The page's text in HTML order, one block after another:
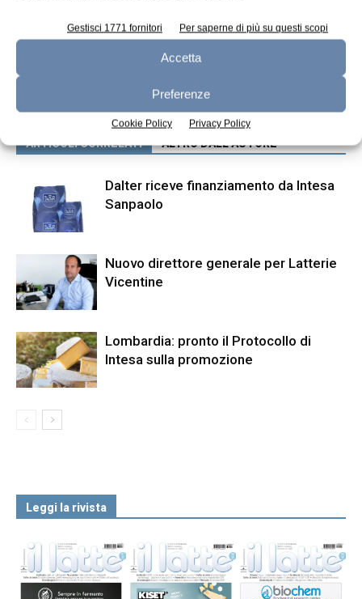
Gestisci 1771 fornitori Per saperne di più su questi scopi
Accetta
Preferenze
Cookie Policy Privacy Policy
Da aprile nuovi vertici per
Indicatori di livello per
ARTICOLI CORRELATI ALTRO DALL'AUTORE
Dalter riceve finanziamento da Intesa
Sanpaolo
Nuovo direttore generale per Latterie
Vicentine
Lombardia: pronto il Protocollo di
Intesa sulla promozione
Leggi la rivista